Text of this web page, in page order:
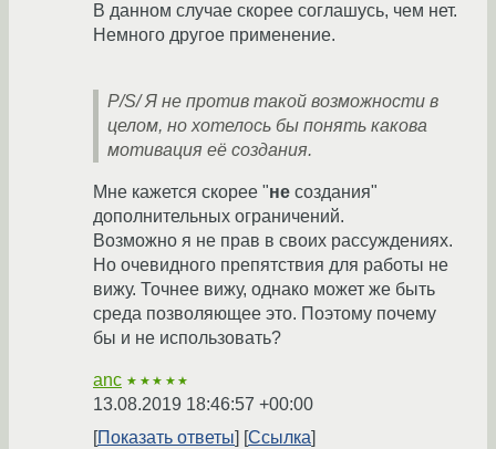
В данном случае скорее соглашусь, чем нет.
Немного другое применение.
P/S/ Я не против такой возможности в
целом, но хотелось бы понять какова
мотивация её создания.
Мне кажется скорее "не создания"
дополнительных ограничений.
Возможно я не прав в своих рассуждениях.
Но очевидного препятствия для работы не
вижу. Точнее вижу, однако может же быть
среда позволяющее это. Поэтому почему
бы и не использовать?
anc ★★★★★
13.08.2019 18:46:57 +00:00
Показать ответы
Ссылка